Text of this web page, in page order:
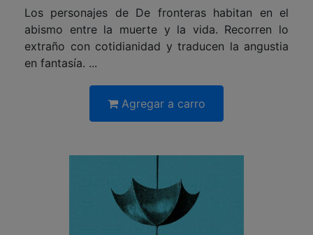
Los personajes de De fronteras habitan en el
abismo entre la muerte y la vida. Recorren lo
extraño con cotidianidad y traducen la angustia
en fantasía. ...
Agregar a carro